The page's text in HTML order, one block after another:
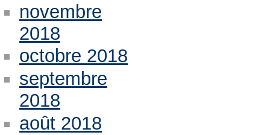
novembre
2018
octobre 2018
septembre
2018
août 2018